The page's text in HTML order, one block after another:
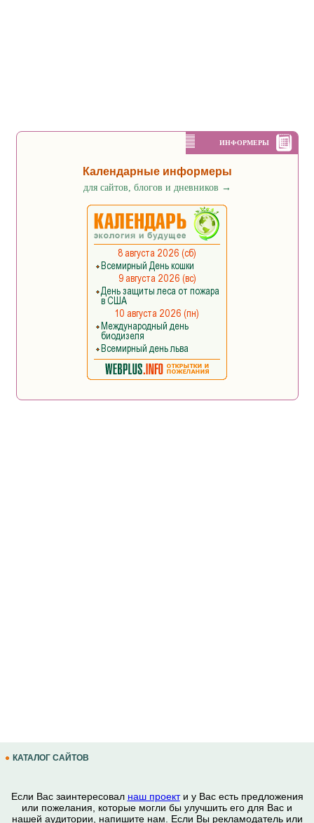
ИНФОРМЕРЫ
Календарные информеры
для сайтов, блогов и дневников →
КАТАЛОГ САЙТОВ
Если Вас заинтересовал наш проекти у Вас есть предложения
или пожелания, которые могли бы улучшить его для Вас и
нашей аудитории, напишите нам. Если Вы рекламодатель или